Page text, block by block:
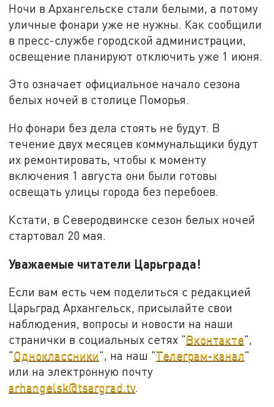
Ночи в Архангельске стали белыми, а потому
уличные фонари уже не нужны. Как сообщили
в пресс-службе городской администрации,
освещение планируют отключить уже 1 июня.
Это означает официальное начало сезона
белых ночей в столице Поморья.
Но фонари без дела стоять не будут. В
течение двух месяцев коммунальщики будут
их ремонтировать, чтобы к моменту
включения 1 августа они были готовы
освещать улицы города без перебоев.
Кстати, в Северодвинске сезон белых ночей
стартовал 20 мая.
Уважаемые читатели Царьграда!
Если вам есть чем поделиться с редакцией
Царьград Архангельск, присылайте свои
наблюдения, вопросы и новости на наши
странички в социальных сетях "Вконтакте",
"Одноклассники", на наш "Телеграм-канал"
или на электронную почту
arhangelsk@tsargrad.tv.